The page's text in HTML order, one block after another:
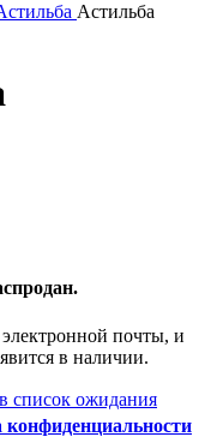
Астильба
почты, и
в наличии.
список ожидания
конфиденциальности